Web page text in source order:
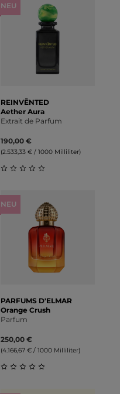
NEU
REINVĒNTED
Aether Aura
Extrait de Parfum
190,00 €
(2.533,33 € / 1000 Milliliter)
NEU
PARFUMS D'ELMAR
Orange Crush
Parfum
250,00 €
(4.166,67 € / 1000 Milliliter)